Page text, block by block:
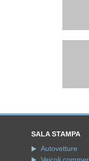
SALA STAMPA
Autovetture
Veicoli